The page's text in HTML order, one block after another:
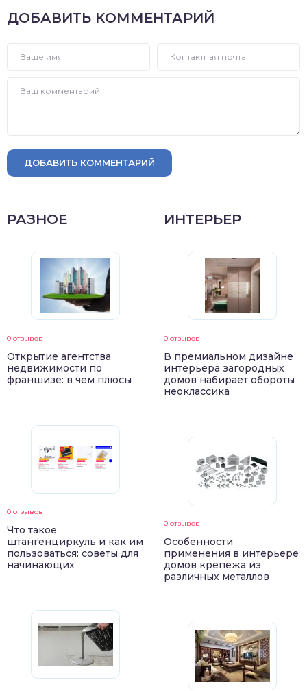
ДОБАВИТЬ КОММЕНТАРИЙ
ДОБАВИТЬ КОММЕНТАРИЙ
РАЗНОЕ
0 отзывов
Открытие агентства
недвижимости по
франшизе: в чем плюсы
0 отзывов
Что такое
штангенциркуль и как им
пользоваться: советы для
начинающих
ИНТЕРЬЕР
0 отзывов
В премиальном дизайне
интерьера загородных
домов набирает обороты
неоклассика
0 отзывов
Особенности
применения в интерьере
домов крепежа из
различных металлов